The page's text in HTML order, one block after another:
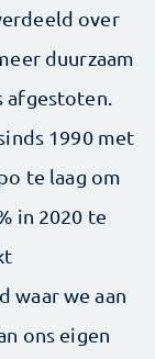
over
duurzaam
afgestoten.
1990 met
te laag om
in 2020 te
waar we aan
ons eigen